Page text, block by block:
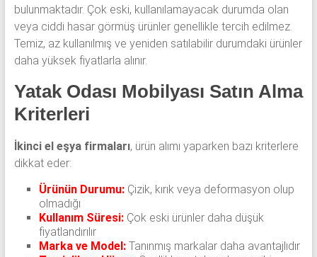
bulunmaktadır. Çok eski, kullanılamayacak durumda olan
veya ciddi hasar görmüş ürünler genellikle tercih edilmez.
Temiz, az kullanılmış ve yeniden satılabilir durumdaki ürünler
daha yüksek fiyatlarla alınır.
Yatak Odası Mobilyası Satın Alma
Kriterleri
İkinci el eşya firmaları, ürün alımı yaparken bazı kriterlere
dikkat eder:
Ürünün Durumu:Çizik, kırık veya deformasyon olup
olmadığı
Kullanım Süresi:Çok eski ürünler daha düşük
fiyatlandırılır
Marka ve Model:Tanınmış markalar daha avantajlıdır